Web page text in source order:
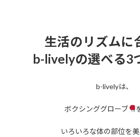
生活のリズムに
b-livelyの選べる3
b-livelyは、
ボクシンググローブ
いろいろな体の部位を